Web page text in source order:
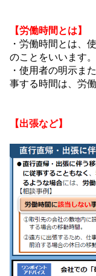
【労働時間とは】
・労働時間とは、
のことをいいます。
・使用者の明示ま
事する時間は、労
【出張など】